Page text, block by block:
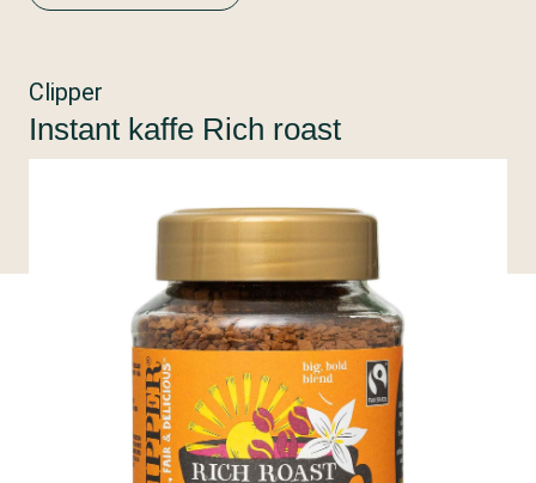
Clipper
Instant kaffe Rich roast